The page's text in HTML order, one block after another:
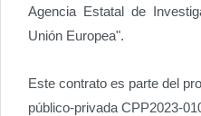
Agencia Estatal de
Unión Europea".
Este contrato es parte del
público-privada CPP2023-